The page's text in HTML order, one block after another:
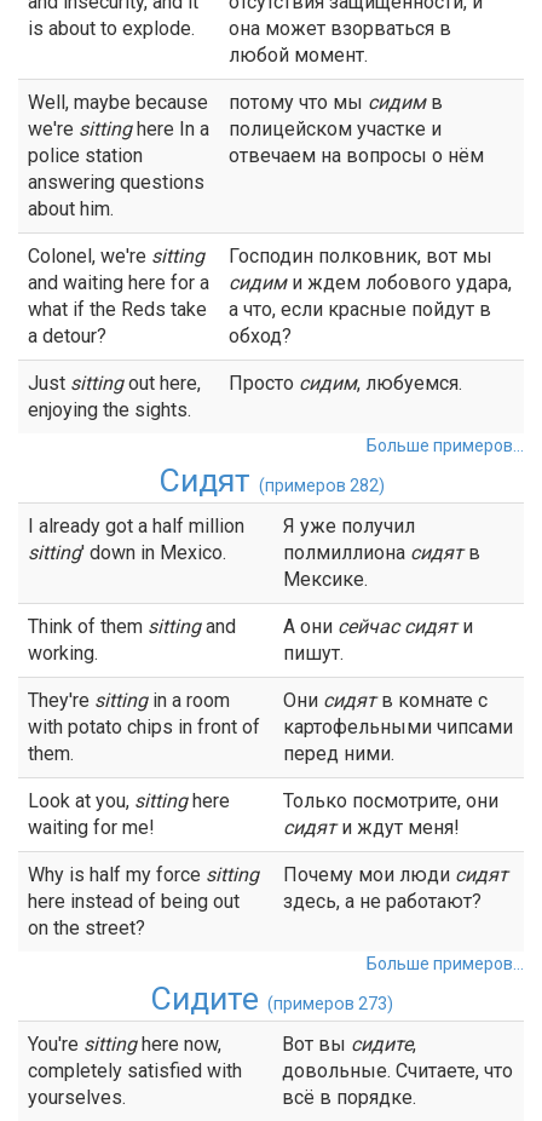
is about to explode.
она может взорваться в
любой момент.
Well, maybe because
we're sittinghere In a
police station
answering questions
about him.
потому что мы сидимв
полицейском участке и
отвечаем на вопросы о нём
Colonel, we're sitting
and waiting here for a
what if the Reds take
a detour?
Господин полковник, вот мы
сидими ждем лобового удара,
а что, если красные пойдут в
обход?
Just sittingout here,
enjoying the sights.
Просто сидим, любуемся.
Больше примеров...
Сидят (примеров 282)
I already got a half million
sitting' down in Mexico.
Я уже получил
полмиллиона сидятв
Мексике.
Think of them sittingand
working.
А они сейчассидяти
пишут.
They're sittingin a room
with potato chips in front of
them.
Они сидятв комнате с
картофельными чипсами
перед ними.
Look at you, sittinghere
waiting for me!
Только посмотрите, они
сидяти ждут меня!
Why is half my force sitting
here instead of being out
on the street?
Почему мои люди сидят
здесь, а не работают?
Больше примеров...
Сидите (примеров 273)
You're sittinghere now,
completely satisfied with
yourselves.
Вот вы сидите,
довольные. Считаете, что
всё в порядке.